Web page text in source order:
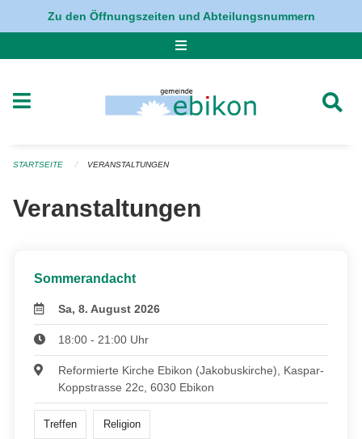
Navigation überspringen
Zu den Öffnungszeiten und Abteilungsnummern
STARTSEITE VERANSTALTUNGEN
Veranstaltungen
Sommerandacht
Sa, 8. August 2026
18:00 - 21:00 Uhr
Reformierte Kirche Ebikon (Jakobuskirche), Kaspar-
Koppstrasse 22c, 6030 Ebikon
Treffen Religion